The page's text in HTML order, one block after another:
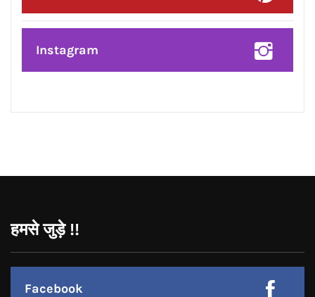
Instagram
हमसे जुड़े !!
Facebook